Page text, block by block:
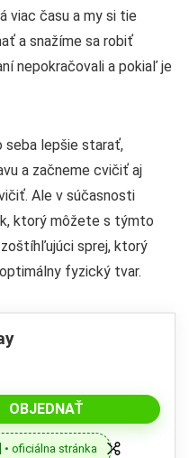
viac času a my si tie
a snažíme sa robiť
nepokračovali a pokiaľ je
seba lepšie starať,
a začneme cvičiť aj
Ale v súčasnosti
ktorý môžete s týmto
sprej, ktorý
fyzický tvar.
OBJEDNAŤ
• oficiálna stránka